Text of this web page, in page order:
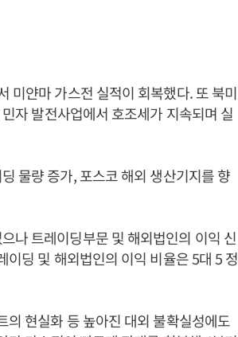
미얀마 가스전 실적이 회복했다. 또 북미
자 발전사업에서 호조세가 지속되며 실
물량 증가, 포스코 해외 생산기지를 향
나 트레이딩부문 및 해외법인의 이익 신
딩 및 해외법인의 이익 비율은 5대 5 정
현실화 등 높아진 대외 불확실성에도